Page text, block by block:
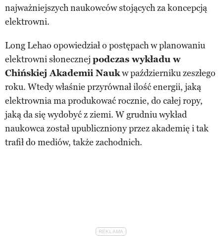
najważniejszych naukowców stojących za koncepcją
elektrowni.
Long Lehao opowiedział o postępach w planowaniu
elektrowni słonecznej podczas wykładu w
Chińskiej Akademii Naukw październiku zeszłego
roku. Wtedy właśnie przyrównał ilość energii, jaką
elektrownia ma produkować rocznie, do całej ropy,
jaką da się wydobyć z ziemi. W grudniu wykład
naukowca został upubliczniony przez akademię i tak
trafił do mediów, także zachodnich.